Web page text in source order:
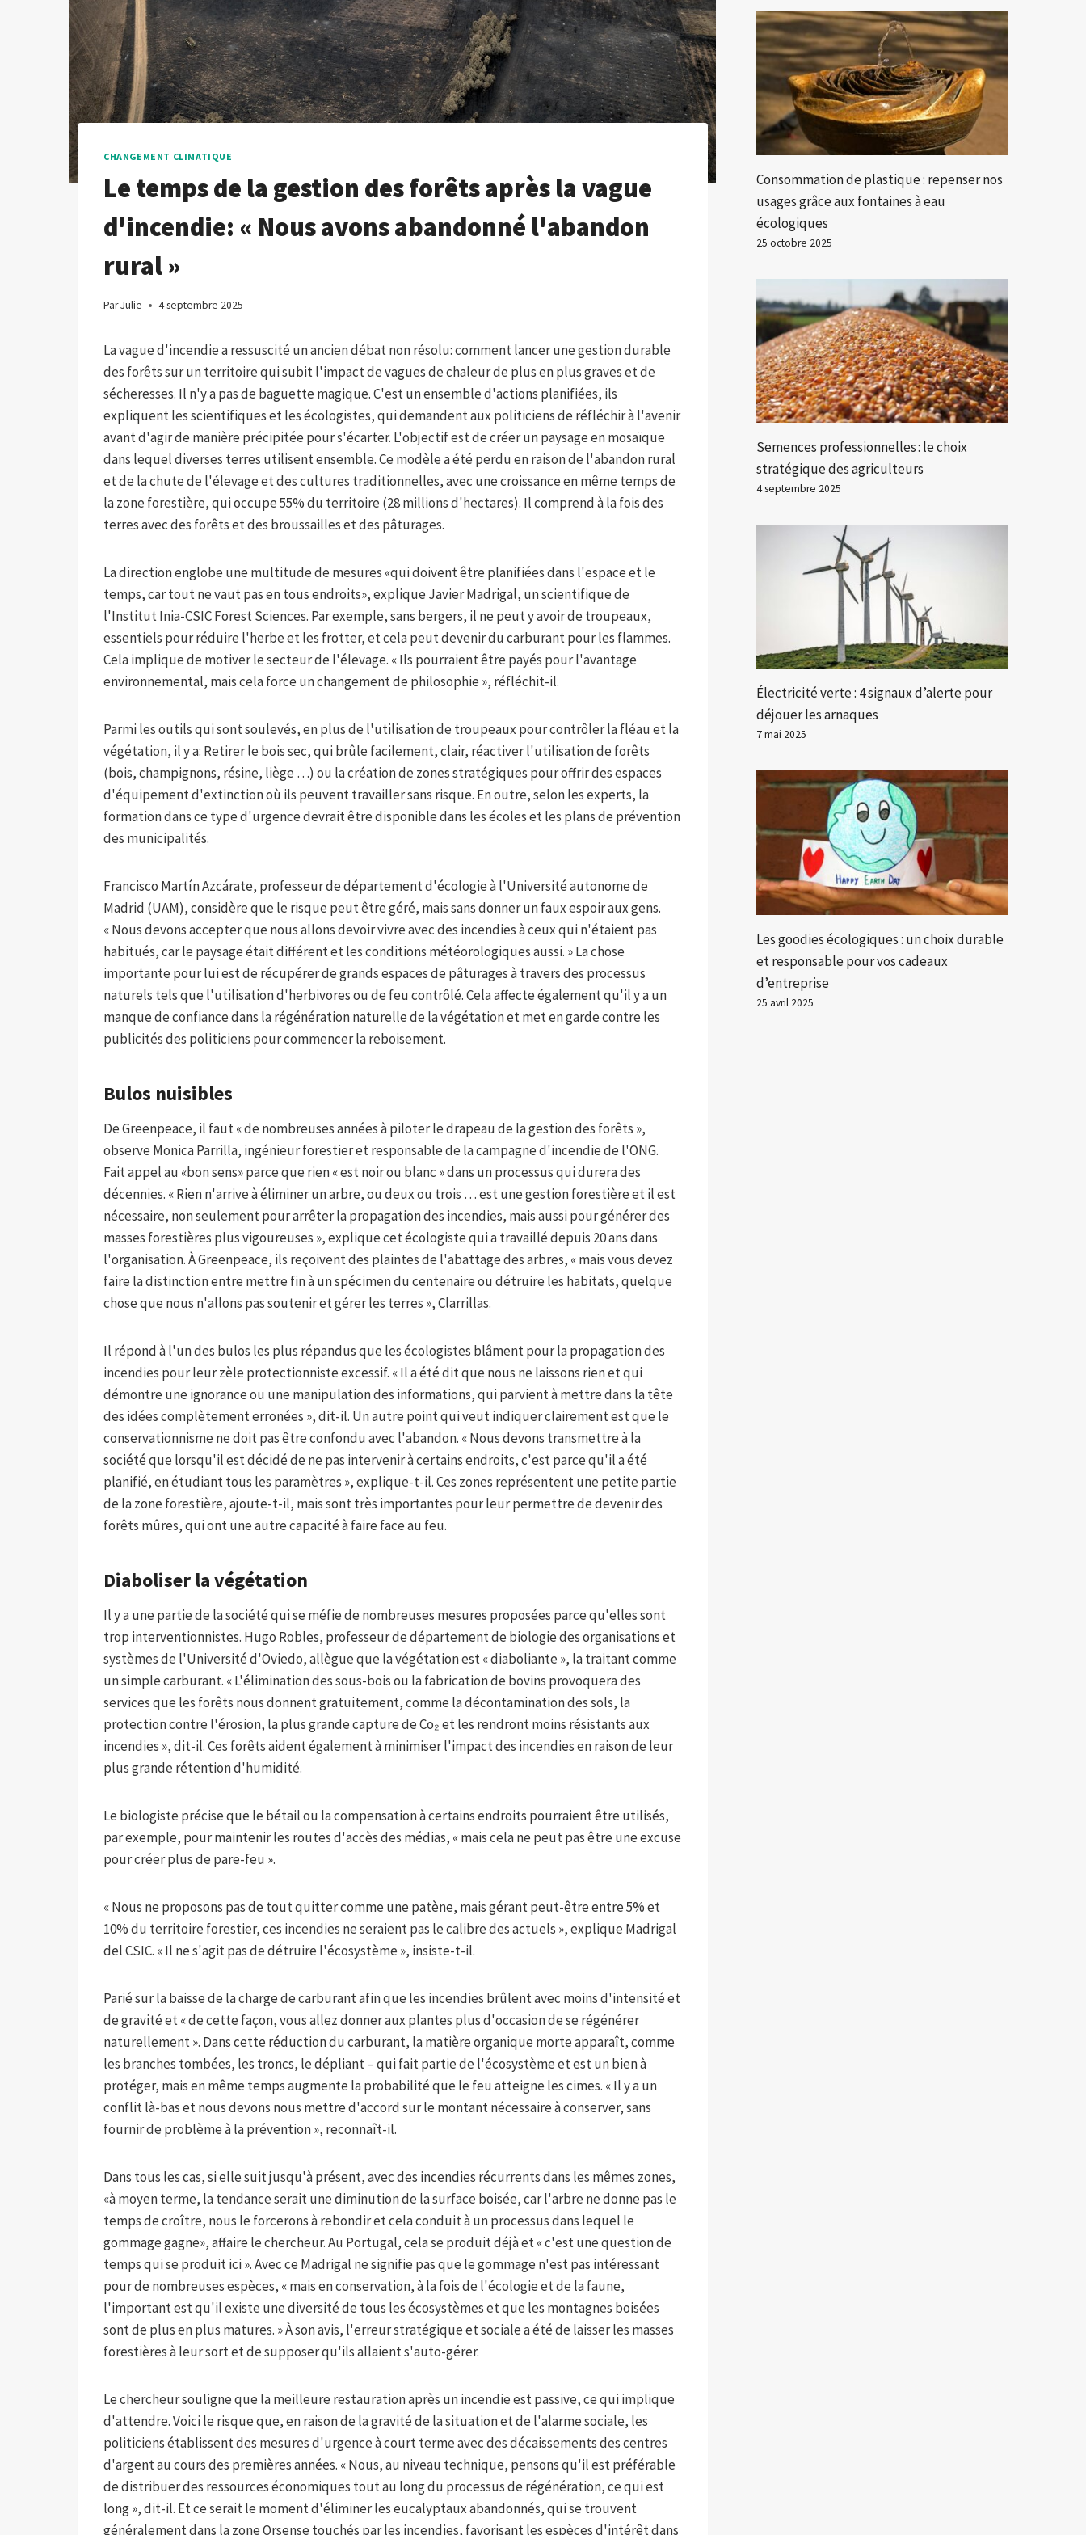
CHANGEMENT CLIMATIQUE
Le temps de la gestion des forêts après la vague
d'incendie: « Nous avons abandonné l'abandon
rural »
ParJulie 4 septembre 2025
La vague d'incendie a ressuscité un ancien débat non résolu: comment lancer une gestion durable
des forêts sur un territoire qui subit l'impact de vagues de chaleur de plus en plus graves et de
sécheresses. Il n'y a pas de baguette magique. C'est un ensemble d'actions planifiées, ils
expliquent les scientifiques et les écologistes, qui demandent aux politiciens de réfléchir à l'avenir
avant d'agir de manière précipitée pour s'écarter. L'objectif est de créer un paysage en mosaïque
dans lequel diverses terres utilisent ensemble. Ce modèle a été perdu en raison de l'abandon rural
et de la chute de l'élevage et des cultures traditionnelles, avec une croissance en même temps de
la zone forestière, qui occupe 55% du territoire (28 millions d'hectares). Il comprend à la fois des
terres avec des forêts et des broussailles et des pâturages.
La direction englobe une multitude de mesures «qui doivent être planifiées dans l'espace et le
temps, car tout ne vaut pas en tous endroits», explique Javier Madrigal, un scientifique de
l'Institut Inia-CSIC Forest Sciences. Par exemple, sans bergers, il ne peut y avoir de troupeaux,
essentiels pour réduire l'herbe et les frotter, et cela peut devenir du carburant pour les flammes.
Cela implique de motiver le secteur de l'élevage. « Ils pourraient être payés pour l'avantage
environnemental, mais cela force un changement de philosophie », réfléchit-il.
Parmi les outils qui sont soulevés, en plus de l'utilisation de troupeaux pour contrôler la fléau et la
végétation, il y a: Retirer le bois sec, qui brûle facilement, clair, réactiver l'utilisation de forêts
(bois, champignons, résine, liège …) ou la création de zones stratégiques pour offrir des espaces
d'équipement d'extinction où ils peuvent travailler sans risque. En outre, selon les experts, la
formation dans ce type d'urgence devrait être disponible dans les écoles et les plans de prévention
des municipalités.
Francisco Martín Azcárate, professeur de département d'écologie à l'Université autonome de
Madrid (UAM), considère que le risque peut être géré, mais sans donner un faux espoir aux gens.
« Nous devons accepter que nous allons devoir vivre avec des incendies à ceux qui n'étaient pas
habitués, car le paysage était différent et les conditions météorologiques aussi. » La chose
importante pour lui est de récupérer de grands espaces de pâturages à travers des processus
naturels tels que l'utilisation d'herbivores ou de feu contrôlé. Cela affecte également qu'il y a un
manque de confiance dans la régénération naturelle de la végétation et met en garde contre les
publicités des politiciens pour commencer la reboisement.
Bulos nuisibles
De Greenpeace, il faut « de nombreuses années à piloter le drapeau de la gestion des forêts »,
observe Monica Parrilla, ingénieur forestier et responsable de la campagne d'incendie de l'ONG.
Fait appel au «bon sens» parce que rien « est noir ou blanc » dans un processus qui durera des
décennies. « Rien n'arrive à éliminer un arbre, ou deux ou trois … est une gestion forestière et il est
nécessaire, non seulement pour arrêter la propagation des incendies, mais aussi pour générer des
masses forestières plus vigoureuses », explique cet écologiste qui a travaillé depuis 20 ans dans
l'organisation. À Greenpeace, ils reçoivent des plaintes de l'abattage des arbres, « mais vous devez
faire la distinction entre mettre fin à un spécimen du centenaire ou détruire les habitats, quelque
chose que nous n'allons pas soutenir et gérer les terres », Clarrillas.
Il répond à l'un des bulos les plus répandus que les écologistes blâment pour la propagation des
incendies pour leur zèle protectionniste excessif. « Il a été dit que nous ne laissons rien et qui
démontre une ignorance ou une manipulation des informations, qui parvient à mettre dans la tête
des idées complètement erronées », dit-il. Un autre point qui veut indiquer clairement est que le
conservationnisme ne doit pas être confondu avec l'abandon. « Nous devons transmettre à la
société que lorsqu'il est décidé de ne pas intervenir à certains endroits, c'est parce qu'il a été
planifié, en étudiant tous les paramètres », explique-t-il. Ces zones représentent une petite partie
de la zone forestière, ajoute-t-il, mais sont très importantes pour leur permettre de devenir des
forêts mûres, qui ont une autre capacité à faire face au feu.
Diaboliser la végétation
Il y a une partie de la société qui se méfie de nombreuses mesures proposées parce qu'elles sont
trop interventionnistes. Hugo Robles, professeur de département de biologie des organisations et
systèmes de l'Université d'Oviedo, allègue que la végétation est « diaboliante », la traitant comme
un simple carburant. « L'élimination des sous-bois ou la fabrication de bovins provoquera des
services que les forêts nous donnent gratuitement, comme la décontamination des sols, la
protection contre l'érosion, la plus grande capture de Co₂ et les rendront moins résistants aux
incendies », dit-il. Ces forêts aident également à minimiser l'impact des incendies en raison de leur
plus grande rétention d'humidité.
Le biologiste précise que le bétail ou la compensation à certains endroits pourraient être utilisés,
par exemple, pour maintenir les routes d'accès des médias, « mais cela ne peut pas être une excuse
pour créer plus de pare-feu ».
« Nous ne proposons pas de tout quitter comme une patène, mais gérant peut-être entre 5% et
10% du territoire forestier, ces incendies ne seraient pas le calibre des actuels », explique Madrigal
del CSIC. « Il ne s'agit pas de détruire l'écosystème », insiste-t-il.
Parié sur la baisse de la charge de carburant afin que les incendies brûlent avec moins d'intensité et
de gravité et « de cette façon, vous allez donner aux plantes plus d'occasion de se régénérer
naturellement ». Dans cette réduction du carburant, la matière organique morte apparaît, comme
les branches tombées, les troncs, le dépliant – qui fait partie de l'écosystème et est un bien à
protéger, mais en même temps augmente la probabilité que le feu atteigne les cimes. « Il y a un
conflit là-bas et nous devons nous mettre d'accord sur le montant nécessaire à conserver, sans
fournir de problème à la prévention », reconnaît-il.
Dans tous les cas, si elle suit jusqu'à présent, avec des incendies récurrents dans les mêmes zones,
«à moyen terme, la tendance serait une diminution de la surface boisée, car l'arbre ne donne pas le
temps de croître, nous le forcerons à rebondir et cela conduit à un processus dans lequel le
gommage gagne», affaire le chercheur. Au Portugal, cela se produit déjà et « c'est une question de
temps qui se produit ici ». Avec ce Madrigal ne signifie pas que le gommage n'est pas intéressant
pour de nombreuses espèces, « mais en conservation, à la fois de l'écologie et de la faune,
l'important est qu'il existe une diversité de tous les écosystèmes et que les montagnes boisées
sont de plus en plus matures. » À son avis, l'erreur stratégique et sociale a été de laisser les masses
forestières à leur sort et de supposer qu'ils allaient s'auto-gérer.
Le chercheur souligne que la meilleure restauration après un incendie est passive, ce qui implique
d'attendre. Voici le risque que, en raison de la gravité de la situation et de l'alarme sociale, les
politiciens établissent des mesures d'urgence à court terme avec des décaissements des centres
d'argent au cours des premières années. « Nous, au niveau technique, pensons qu'il est préférable
de distribuer des ressources économiques tout au long du processus de régénération, ce qui est
long », dit-il. Et ce serait le moment d'éliminer les eucalyptaux abandonnés, qui se trouvent
généralement dans la zone Orsense touchés par les incendies, favorisant les espèces d'intérêt dans
Consommation de plastique : repenser nos
usages grâce aux fontaines à eau
écologiques
25 octobre 2025
Semences professionnelles : le choix
stratégique des agriculteurs
4 septembre 2025
Électricité verte : 4 signaux d’alerte pour
déjouer les arnaques
7 mai 2025
Les goodies écologiques : un choix durable
et responsable pour vos cadeaux
d’entreprise
25 avril 2025